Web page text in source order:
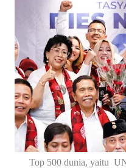
Top 500 dunia, yaitu